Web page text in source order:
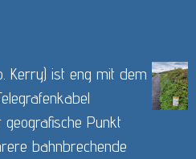
Kerry) ist eng mit dem
Punkt
bahnbrechende